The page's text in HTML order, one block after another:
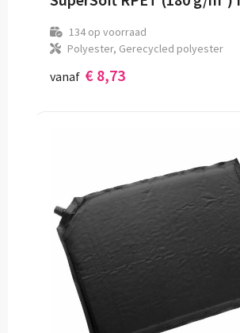
134op voorraad
Polyester, Gerecycled polyester
vanaf € 8,73